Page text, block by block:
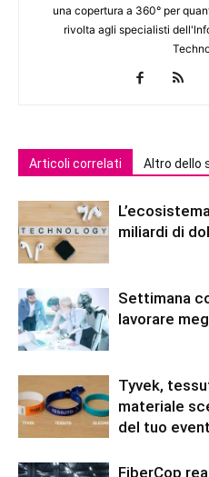
una copertura a 360° per
rivolta agli specialisti
Articoli correlati Altro dello
miliardi di
Settimana
lavorare
Tyvek,
materiale
del tuo
FiberCop